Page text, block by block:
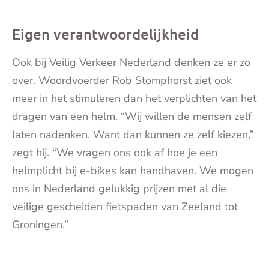
Eigen verantwoordelijkheid
Ook bij Veilig Verkeer Nederland denken ze er zo
over. Woordvoerder Rob Stomphorst ziet ook
meer in het stimuleren dan het verplichten van het
dragen van een helm. “Wij willen de mensen zelf
laten nadenken. Want dan kunnen ze zelf kiezen,”
zegt hij. “We vragen ons ook af hoe je een
helmplicht bij e-bikes kan handhaven. We mogen
ons in Nederland gelukkig prijzen met al die
veilige gescheiden fietspaden van Zeeland tot
Groningen.”